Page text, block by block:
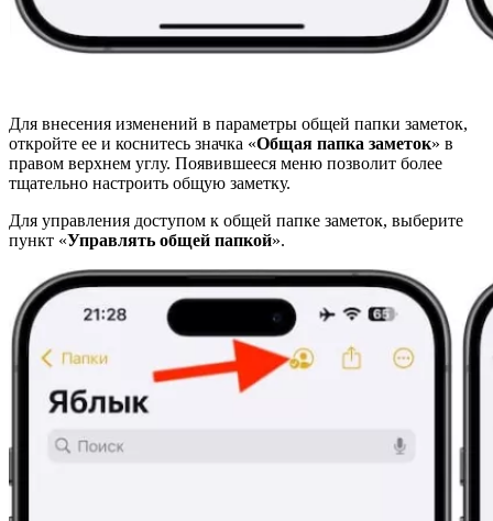
Для внесения изменений в параметры общей папки заметок,
откройте ее и коснитесь значка «Общая папка заметок» в
правом верхнем углу. Появившееся меню позволит более
тщательно настроить общую заметку.
Для управления доступом к общей папке заметок, выберите
пункт «Управлять общей папкой».